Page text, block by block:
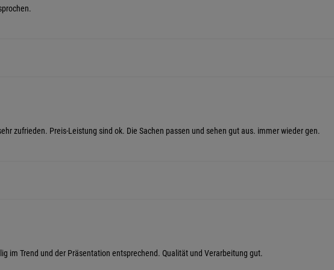
zufrieden. Preis-Leistung sind ok. Die Sachen passen und sehen gut aus. immer wieder gen.
im Trend und der Präsentation entsprechend. Qualität und Verarbeitung gut.